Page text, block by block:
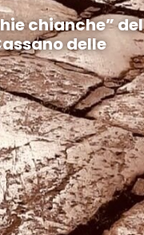
chianche” del
delle